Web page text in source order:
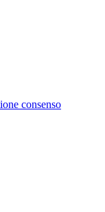
consenso